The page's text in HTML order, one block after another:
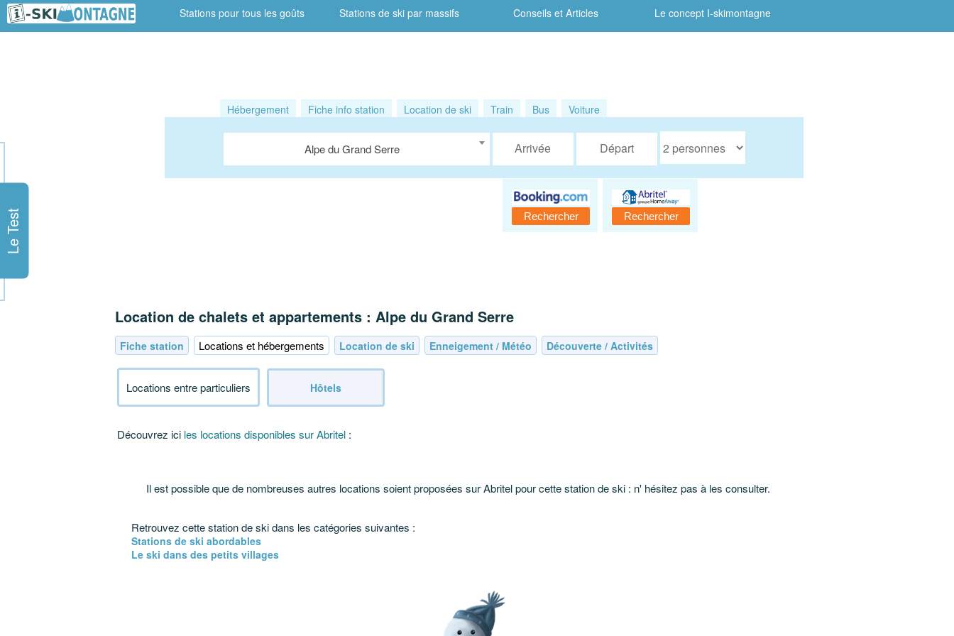
Location de chalets et appartements : Alpe du Grand Serre
Fiche station Locations et hébergements Location de ski Enneigement / Météo Découverte / Activités
Locations entre particuliers Hôtels
Découvrez ici les locations disponibles sur Abritel :
Il est possible que de nombreuses autres locations soient proposées sur Abritel pour cette station de ski : n' hésitez pas à les consulter.
Retrouvez cette station de ski dans les catégories suivantes :
Stations de ski abordables
Le ski dans des petits villages
Hébergement Fiche info station Location de ski Train Bus Voiture
Alpe du Grand Serre
Stations pour tous les goûts Stations de ski par massifs Conseils et Articles Le concept I-skimontagne
Le Test